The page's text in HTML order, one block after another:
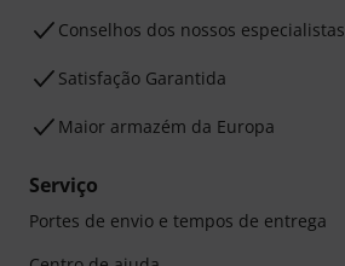
Conselhos dos nossos especialistas
Satisfação Garantida
Maior armazém da Europa
Serviço
Portes de envio e tempos de entrega